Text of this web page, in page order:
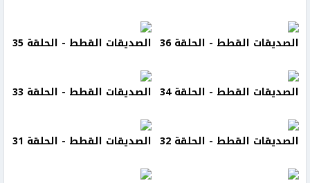
الصديقات القطط - الحلقة 36 الصديقات القطط - الحلقة 35
الصديقات القطط - الحلقة 34 الصديقات القطط - الحلقة 33
الصديقات القطط - الحلقة 32 الصديقات القطط - الحلقة 31